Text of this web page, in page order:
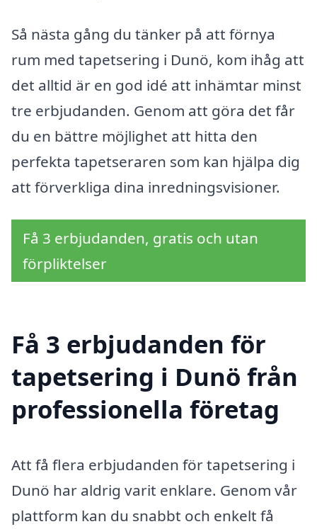
Så nästa gång du tänker på att förnya
rum med tapetsering i Dunö, kom ihåg att
det alltid är en god idé att inhämtar minst
tre erbjudanden. Genom att göra det får
du en bättre möjlighet att hitta den
perfekta tapetseraren som kan hjälpa dig
att förverkliga dina inredningsvisioner.
Få 3 erbjudanden, gratis och utan
förpliktelser
Få 3 erbjudanden för
tapetsering i Dunö från
professionella företag
Att få flera erbjudanden för tapetsering i
Dunö har aldrig varit enklare. Genom vår
plattform kan du snabbt och enkelt få